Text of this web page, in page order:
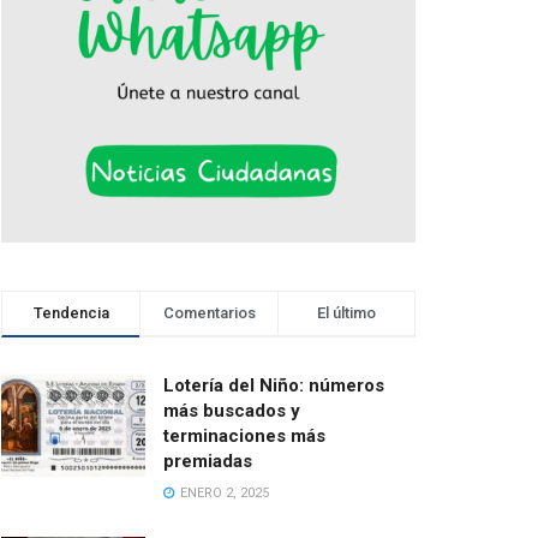
Tendencia Comentarios El último
Lotería del Niño: números
más buscados y
terminaciones más
premiadas
ENERO 2, 2025